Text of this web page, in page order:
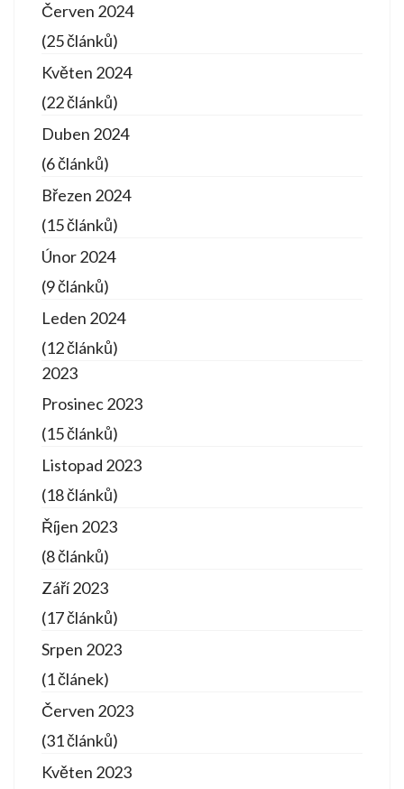
Červen 2024
(25 článků)
Květen 2024
(22 článků)
Duben 2024
(6 článků)
Březen 2024
(15 článků)
Únor 2024
(9 článků)
Leden 2024
(12 článků)
2023
Prosinec 2023
(15 článků)
Listopad 2023
(18 článků)
Říjen 2023
(8 článků)
Září 2023
(17 článků)
Srpen 2023
(1 článek)
Červen 2023
(31 článků)
Květen 2023